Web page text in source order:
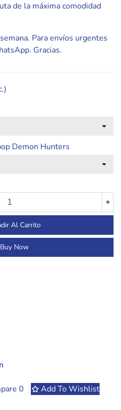
de la máxima comodidad
Para envíos urgentes
Gracias.
Demon Hunters
+
Al Carrito
Buy Now
0 Add To Wishlist